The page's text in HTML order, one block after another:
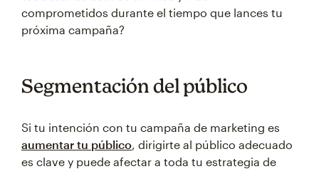
comprometidos durante el tiempo que lances tu
próxima campaña?
Segmentación del público
Si tu intención con tu campaña de marketing es
aumentar tu público, dirigirte al público adecuado
es clave y puede afectar a toda tu estrategia de